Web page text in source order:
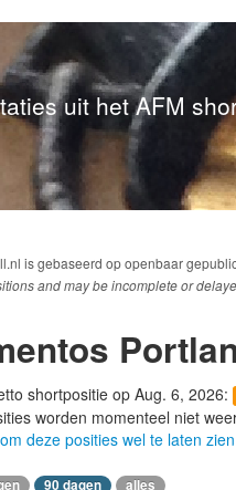
uit het AFM
is gebaseerd op openbaar
and may be incomplete or
shortpositie op Aug. 6, 2026:
worden momenteel niet
deze posities wel te laten zien
90 dagen alles